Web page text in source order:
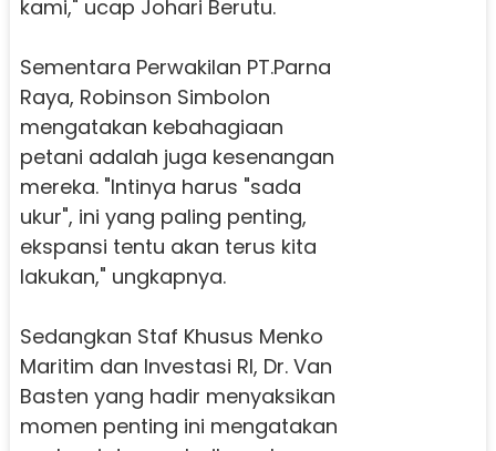
kami," ucap Johari Berutu.
Sementara Perwakilan PT.Parna
Raya, Robinson Simbolon
mengatakan kebahagiaan
petani adalah juga kesenangan
mereka. "Intinya harus "sada
ukur", ini yang paling penting,
ekspansi tentu akan terus kita
lakukan," ungkapnya.
Sedangkan Staf Khusus Menko
Maritim dan Investasi RI, Dr. Van
Basten yang hadir menyaksikan
momen penting ini mengatakan